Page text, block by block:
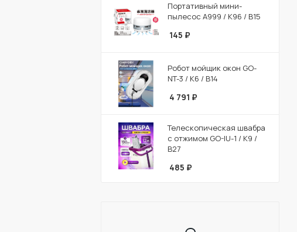
Портативный мини-
пылесос A999 / К96 / В15
145 ₽
Робот мойщик окон GO-
NT-3 / К6 / В14
4 791 ₽
Телескопическая швабра
с отжимом GO-IU-1 / К9 /
В27
485 ₽